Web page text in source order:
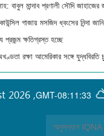
বাবুল মান্দাব প্রণালী সৌদি
গাজায় মসজিদ ধ্বংসের নিন্দা
প্রজন্ম ক্ষতিগ্রস্ত হচ্ছে
রক্ষা আমেরিকার সঙ্গে যুদ্ধবিরতি
GMT-08:11:33
2026 ,